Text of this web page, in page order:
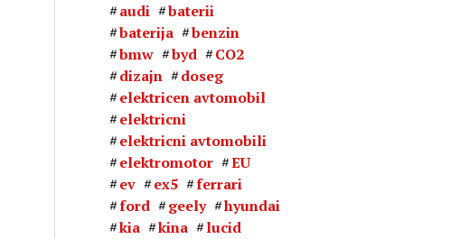
audi
baterii
baterija
benzin
bmw
byd
CO2
dizajn
doseg
elektricen avtomobil
elektricni
elektricni avtomobili
elektromotor
EU
ev
ex5
ferrari
ford
geely
hyundai
kia
kina
lucid